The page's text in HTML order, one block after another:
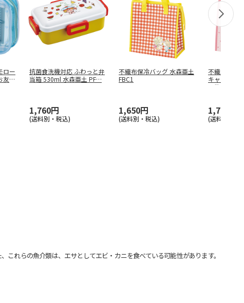
ロー
友だ
抗菌食洗機対応 ふわっと弁
当箱 530ml 水森亜土 PF…
1,760円
(送料別・税込)
不織布保冷バッグ 水森亜土
FBC1
1,650円
(送料別・税込)
不織布保冷
キャラクタ
べ物
1,760円
(送料別・税
れらの魚介類は、エサとしてエビ・カニを食べている可能性があります。